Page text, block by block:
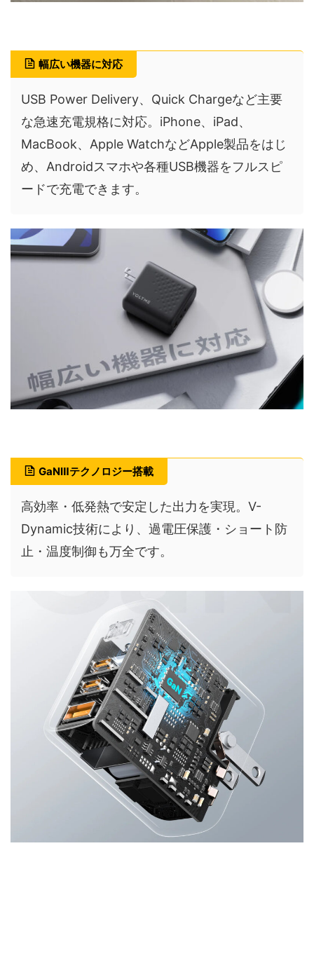
幅広い機器に対応
USB Power Delivery、Quick Chargeなど主要
な急速充電規格に対応。iPhone、iPad、
MacBook、Apple WatchなどApple製品をはじ
め、Androidスマホや各種USB機器をフルスピ
ードで充電できます。
GaNⅢテクノロジー搭載
高効率・低発熱で安定した出力を実現。V-
Dynamic技術により、過電圧保護・ショート防
止・温度制御も万全です。